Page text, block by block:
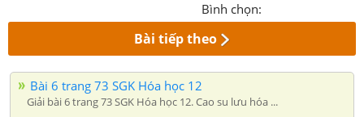
Bình chọn:
Bài tiếp theo
Bài 6 trang 73 SGK Hóa học 12
Giải bài 6 trang 73 SGK Hóa học 12. Cao su lưu hóa ...